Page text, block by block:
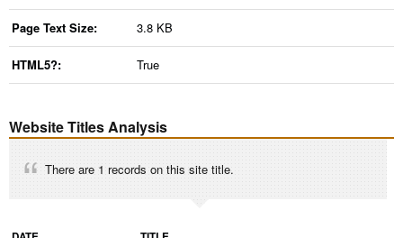
Page Text Size: 3.8 KB
HTML5?: True
Website Titles Analysis
There are 1 records on this site title.